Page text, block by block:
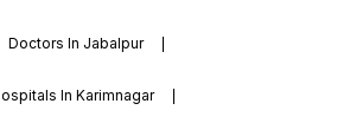
Doctors In Jabalpur
In Karimnagar